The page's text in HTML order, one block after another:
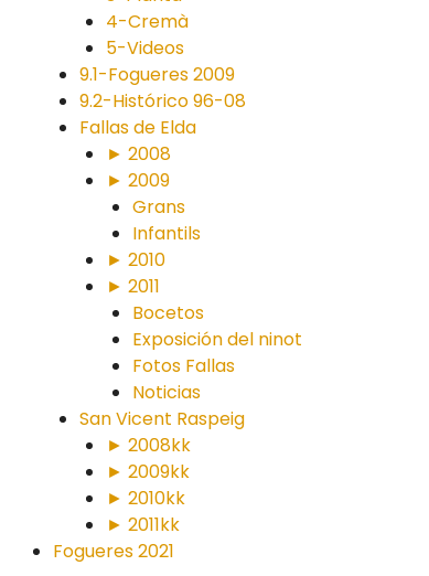
4-Cremà
5-Videos
9.1-Fogueres 2009
9.2-Histórico 96-08
Fallas de Elda
► 2008
► 2009
Grans
Infantils
► 2010
► 2011
Bocetos
Exposición del ninot
Fotos Fallas
Noticias
San Vicent Raspeig
► 2008kk
► 2009kk
► 2010kk
► 2011kk
Fogueres 2021